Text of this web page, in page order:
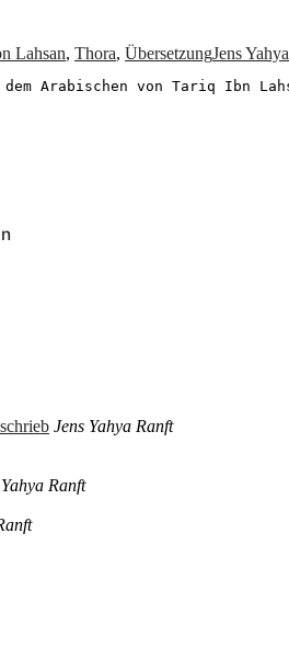
Lahsan, Thora, ÜbersetzungJens
dem Arabischen von Tariq
Jens Yahya Ranft
Ranft